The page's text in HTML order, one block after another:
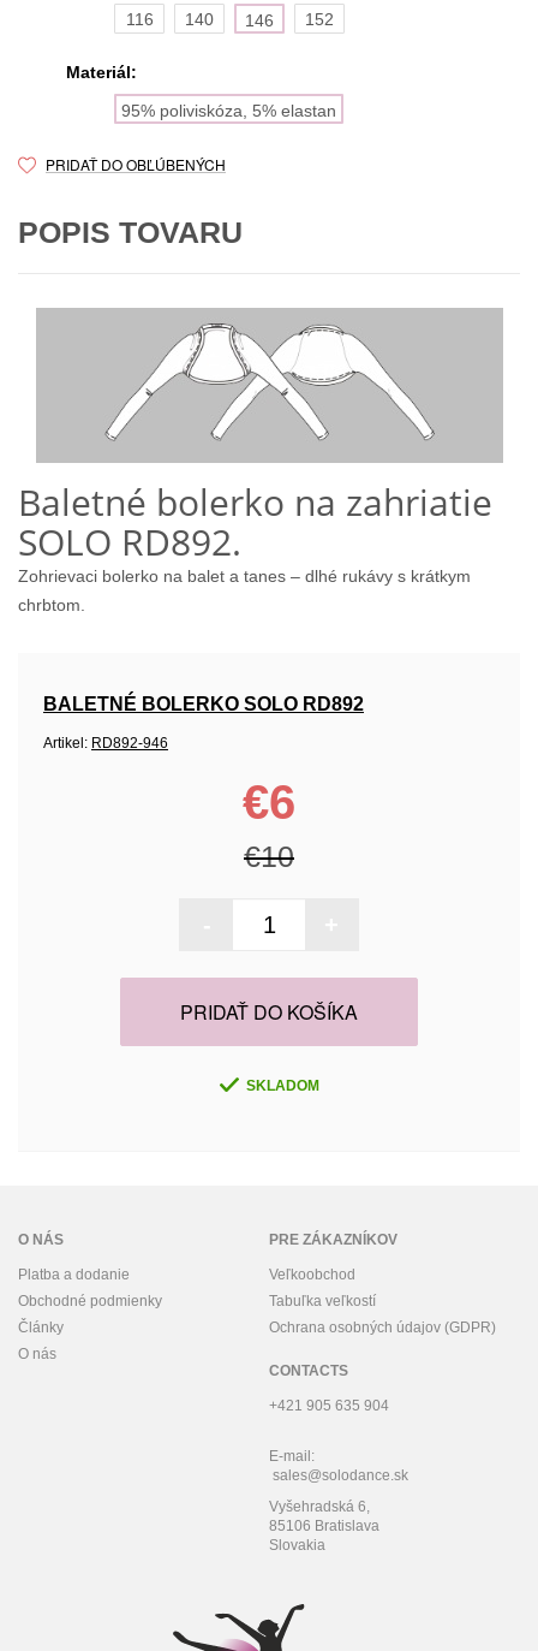
116
140 146 152
Materiál:
95% poliviskóza, 5% elastan
PRIDAŤ DO OBĽÚBENÝCH
POPIS TOVARU
Baletné bolerko na zahriatie
SOLO RD892.
Zohrievaci bolerko na balet a tanes – dlhé rukávy s krátkym
chrbtom.
BALETNÉ BOLERKO SOLO RD892
Artikel: RD892-946
€6
€10
PRIDAŤ DO KOŠÍKA
SKLADOM
O NÁS
Platba a dodanie
Obchodné podmienky
Články
O nás
PRE ZÁKAZNÍKOV
Veľkoobchod
Tabuľka veľkostí
Ochrana osobných údajov (GDPR)
CONTACTS
+421 905 635 904
E-mail:
sales@solodance.sk
Vyšehradská 6,
85106 Bratislava
Slovakia